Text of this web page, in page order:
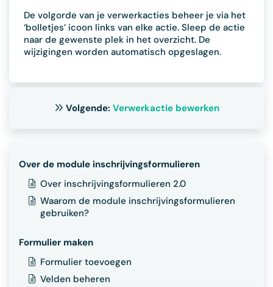
De volgorde van je verwerkacties beheer je via het
‘bolletjes’ icoon links van elke actie. Sleep de actie
naar de gewenste plek in het overzicht. De
wijzigingen worden automatisch opgeslagen.
Volgende: Verwerkactie bewerken
Over de module inschrijvingsformulieren
Over inschrijvingsformulieren 2.0
Waarom de module inschrijvingsformulieren
gebruiken?
Formulier maken
Formulier toevoegen
Velden beheren